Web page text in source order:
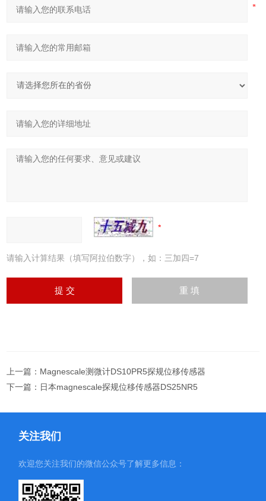
请输入计算结果（填写阿拉伯数字），如：三加四=7
上一篇： Magnescale测微计DS10PR5探规位移传感器
下一篇： 日本magnescale探规位移传感器DS25NR5
关注我们
欢迎您关注我们的微信公众号了解更多信息：